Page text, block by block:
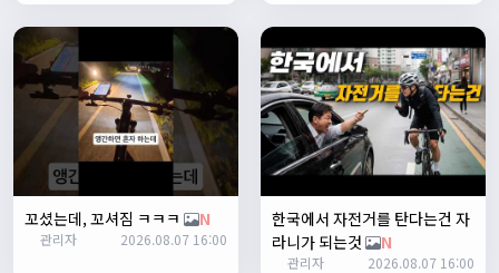
열심히타자
맛점하세요~
배과장12:48:20
반갑습니다 여러분 ^_^
배과장12:48:33
명절에도 열심히 맛있는 음식먹고 로라 타셔야지요 ㅎㅎ
1/24/2025
존명12:42:39
꼬셨는데, 꼬셔짐 ㅋㅋㅋ N
관리자 2026.08.07 16:00
한국에서 자전거를 탄다는건 자
라니가 되는것
N
관리자 2026.08.07 16:00